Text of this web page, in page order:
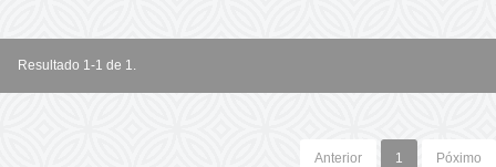
Resultado 1-1 de 1.
Anterior 1 Póximo